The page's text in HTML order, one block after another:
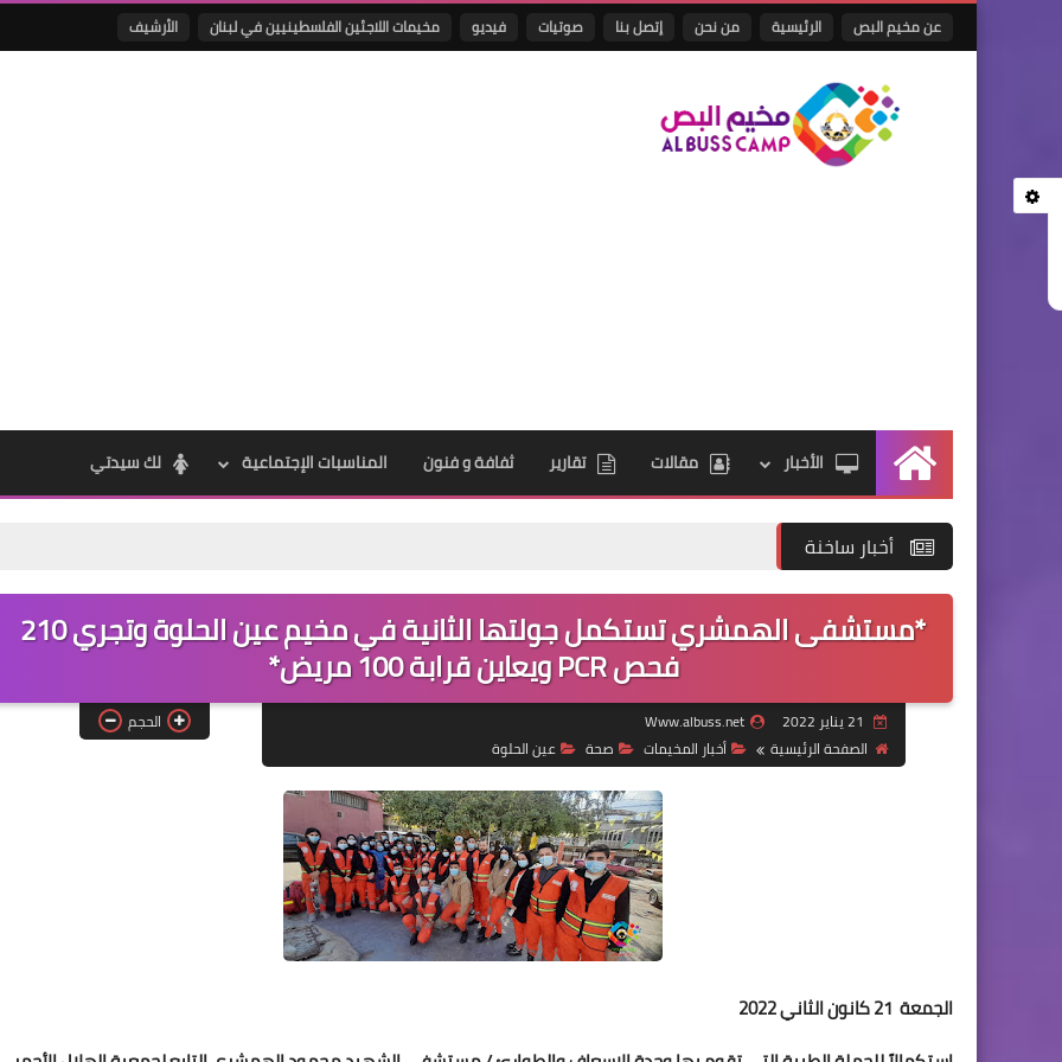
عن مخيم البص الرئيسية من نحن إتصل بنا صوتيات فيديو مخيمات اللاجئين الفلسطينيين في لبنان الأرشيف
الرئيسيةالأخبار مقالات تقارير ثفافة و فنون المناسبات الإجتماعية لك سيدتي
أخبار ساخنة
*مستشفى الهمشري تستكمل جولتها الثانية في مخيم عين الحلوة وتجري 210
فحص PCR ويعاين قرابة 100 مريض*
Www.albuss.net
الصفحة الرئيسية
أخبار المخيمات صحة عين الحلوة
الحجم
الجمعة 21 كانون الثاني 2022
Www.albuss.net
04 أبريل 2024